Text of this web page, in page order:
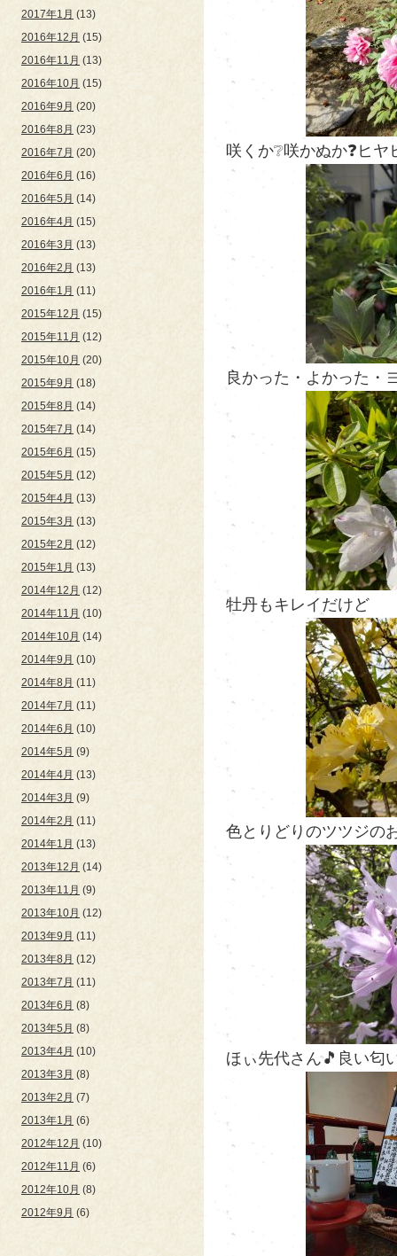
2017年1月 (13)
2016年12月 (15)
2016年11月 (13)
2016年10月 (15)
2016年9月 (20)
2016年8月 (23)
2016年7月 (20)
2016年6月 (16)
2016年5月 (14)
2016年4月 (15)
2016年3月 (13)
2016年2月 (13)
2016年1月 (11)
2015年12月 (15)
2015年11月 (12)
2015年10月 (20)
2015年9月 (18)
2015年8月 (14)
2015年7月 (14)
2015年6月 (15)
2015年5月 (12)
2015年4月 (13)
2015年3月 (13)
2015年2月 (12)
2015年1月 (13)
2014年12月 (12)
2014年11月 (10)
2014年10月 (14)
2014年9月 (10)
2014年8月 (11)
2014年7月 (11)
2014年6月 (10)
2014年5月 (9)
2014年4月 (13)
2014年3月 (9)
2014年2月 (11)
2014年1月 (13)
2013年12月 (14)
2013年11月 (9)
2013年10月 (12)
2013年9月 (11)
2013年8月 (12)
2013年7月 (11)
2013年6月 (8)
2013年5月 (8)
2013年4月 (10)
2013年3月 (8)
2013年2月 (7)
2013年1月 (6)
2012年12月 (10)
2012年11月 (6)
2012年10月 (8)
2012年9月 (6)
咲くか❔咲かぬか❓ヒ
良かった・よかった・
牡丹もキレイだけど
色とりどりのツツジの
ほぃ先代さん🎵良い匂